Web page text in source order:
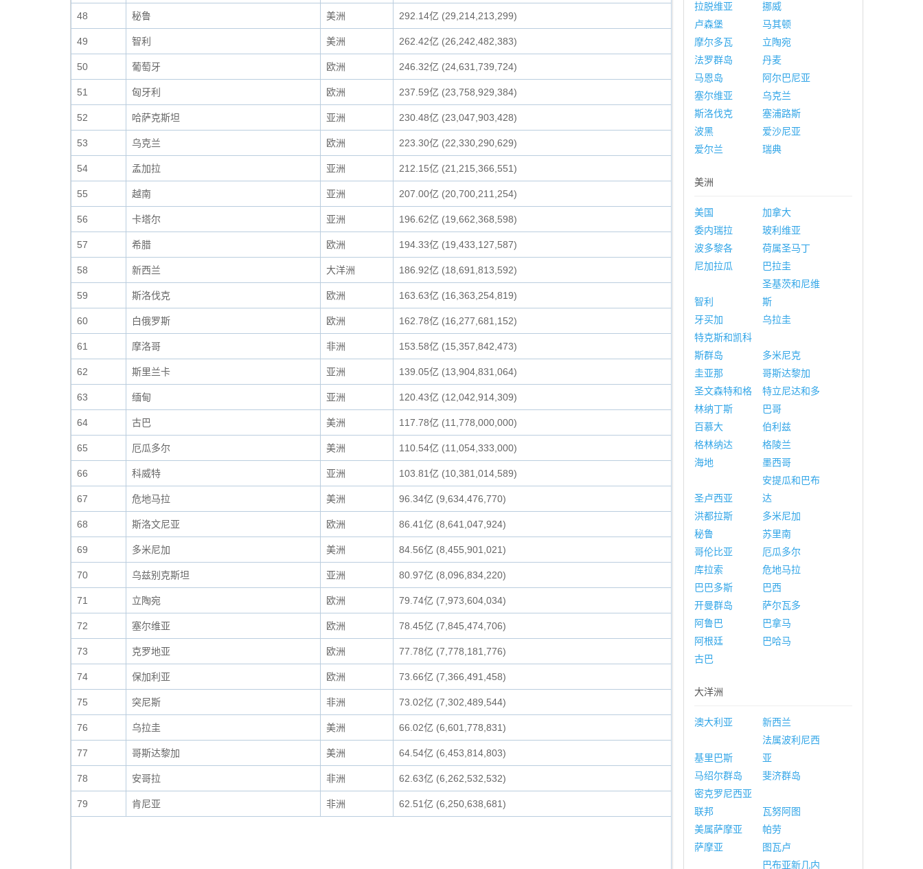
48 秘鲁 美洲 292.14亿 (29,214,213,299)
49 智利 美洲 262.42亿 (26,242,482,383)
50 葡萄牙 欧洲 246.32亿 (24,631,739,724)
51 匈牙利 欧洲 237.59亿 (23,758,929,384)
52 哈萨克斯坦 亚洲 230.48亿 (23,047,903,428)
53 乌克兰 欧洲 223.30亿 (22,330,290,629)
54 孟加拉 亚洲 212.15亿 (21,215,366,551)
55 越南 亚洲 207.00亿 (20,700,211,254)
56 卡塔尔 亚洲 196.62亿 (19,662,368,598)
57 希腊 欧洲 194.33亿 (19,433,127,587)
58 新西兰 大洋洲 186.92亿 (18,691,813,592)
59 斯洛伐克 欧洲 163.63亿 (16,363,254,819)
60 白俄罗斯 欧洲 162.78亿 (16,277,681,152)
61 摩洛哥 非洲 153.58亿 (15,357,842,473)
62 斯里兰卡 亚洲 139.05亿 (13,904,831,064)
63 缅甸 亚洲 120.43亿 (12,042,914,309)
64 古巴 美洲 117.78亿 (11,778,000,000)
65 厄瓜多尔 美洲 110.54亿 (11,054,333,000)
66 科威特 亚洲 103.81亿 (10,381,014,589)
67 危地马拉 美洲 96.34亿 (9,634,476,770)
68 斯洛文尼亚 欧洲 86.41亿 (8,641,047,924)
69 多米尼加 美洲 84.56亿 (8,455,901,021)
70 乌兹别克斯坦 亚洲 80.97亿 (8,096,834,220)
71 立陶宛 欧洲 79.74亿 (7,973,604,034)
72 塞尔维亚 欧洲 78.45亿 (7,845,474,706)
73 克罗地亚 欧洲 77.78亿 (7,778,181,776)
74 保加利亚 欧洲 73.66亿 (7,366,491,458)
75 突尼斯 非洲 73.02亿 (7,302,489,544)
76 乌拉圭 美洲 66.02亿 (6,601,778,831)
77 哥斯达黎加 美洲 64.54亿 (6,453,814,803)
78 安哥拉 非洲 62.63亿 (6,262,532,532)
79 肯尼亚 非洲 62.51亿 (6,250,638,681)
拉脱维亚
挪威
卢森堡
马其顿
摩尔多瓦
立陶宛
法罗群岛
丹麦
马恩岛
阿尔巴尼亚
塞尔维亚
乌克兰
斯洛伐克
塞浦路斯
波黑
爱沙尼亚
爱尔兰
瑞典
美洲
美国
加拿大
委内瑞拉
玻利维亚
波多黎各
荷属圣马丁
尼加拉瓜
巴拉圭
智利
圣基茨和尼维
斯
牙买加
乌拉圭
特克斯和凯科
斯群岛
多米尼克
圭亚那
哥斯达黎加
圣文森特和格
林纳丁斯
特立尼达和多
巴哥
百慕大
伯利兹
格林纳达
格陵兰
海地
墨西哥
圣卢西亚
安提瓜和巴布
达
洪都拉斯
多米尼加
秘鲁
苏里南
哥伦比亚
厄瓜多尔
库拉索
危地马拉
巴巴多斯
巴西
开曼群岛
萨尔瓦多
阿鲁巴
巴拿马
阿根廷
巴哈马
古巴
大洋洲
澳大利亚 新西兰
基里巴斯
法属波利尼西
亚
马绍尔群岛
斐济群岛
密克罗尼西亚
联邦
瓦努阿图
美属萨摩亚
帕劳
萨摩亚
图瓦卢
巴布亚新几内